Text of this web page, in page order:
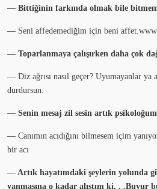
— Bittiğinin farkında olmak bile
— Seni affedemediğim için beni
— Toparlanmaya çalışırken daha çok
— Diz ağrısı nasıl geçer? Uyumayanlar ya
durdursun.
— Senin mesaj zil sesin artık
— Canımın acıdığını bilmesem içim
bir acı
— Artık hayatımdaki şeylerin yolunda
yanmasına o kadar alıştım ki. . .Buyur